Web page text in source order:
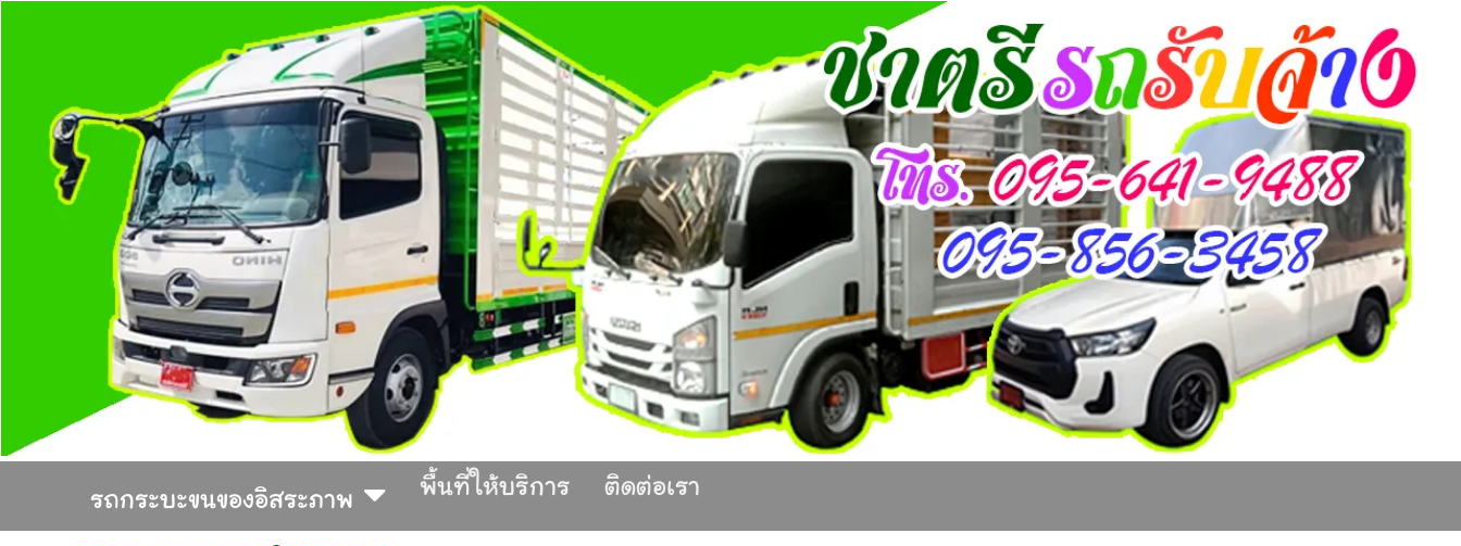
รถกระบะขนของอิสระภาพ
พื้นที่ให้บริการ ติดต่อเรา